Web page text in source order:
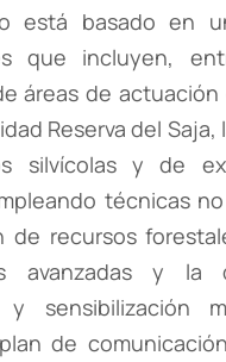
está basado en
que incluyen,
áreas de
Reserva del Saja,
silvícolas y de
técnicas no
de recursos
avanzadas y la
y sensibilización
de